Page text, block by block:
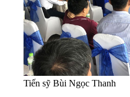
Tiến sỹ Bùi Ngọc Thanh